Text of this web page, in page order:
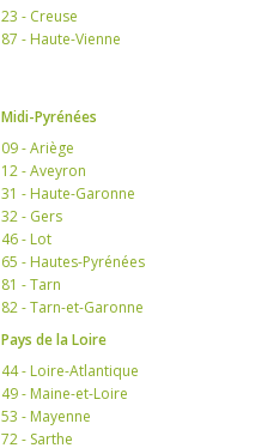
23 - Creuse
87 - Haute-Vienne
Midi-Pyrénées
09 - Ariège
12 - Aveyron
31 - Haute-Garonne
32 - Gers
46 - Lot
65 - Hautes-Pyrénées
81 - Tarn
82 - Tarn-et-Garonne
Pays de la Loire
44 - Loire-Atlantique
49 - Maine-et-Loire
53 - Mayenne
72 - Sarthe